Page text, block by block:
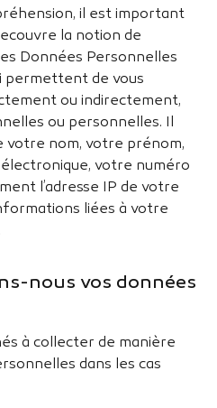
il est important
la notion de
Données Personnelles
permettent de vous
ou indirectement,
ou personnelles. Il
votre nom, votre prénom,
votre numéro
l’adresse IP de votre
liées à votre
nous vos données
à collecter de manière
dans les cas